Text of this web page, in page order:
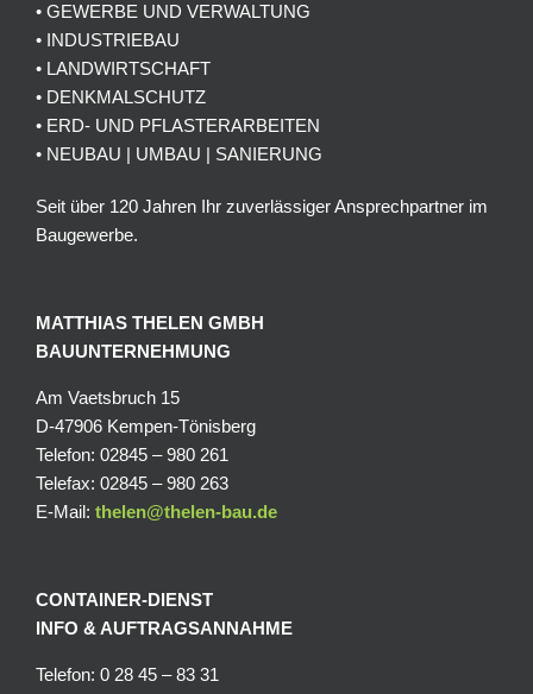
• GEWERBE UND VERWALTUNG
• INDUSTRIEBAU
• LANDWIRTSCHAFT
• DENKMALSCHUTZ
• ERD- UND PFLASTERARBEITEN
• NEUBAU | UMBAU | SANIERUNG
Seit über 120 Jahren Ihr zuverlässiger Ansprechpartner im
Baugewerbe.
MATTHIAS THELEN GMBH
BAUUNTERNEHMUNG
Am Vaetsbruch 15
D-47906 Kempen-Tönisberg
Telefon: 02845 – 980 261
Telefax: 02845 – 980 263
E-Mail: thelen@thelen-bau.de
CONTAINER-DIENST
INFO & AUFTRAGSANNAHME
Telefon: 0 28 45 – 83 31